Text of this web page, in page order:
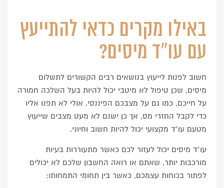
באילו מקרים כדאי להתייעץ
עם עו”ד מיסים?
חשוב לפנות לייעוץ בנושאים רבים הקשורים לתשלום
מיסים, שכן טיפול לא מיטבי יכול להיות בעל השלכה חמורה
על חייכם, כמו גם על מצבכם הפיננסי. אולי לא תפנו אליו
כדי לקבל החזרי מס, אך כן ישנם לא מעט מצבים שייעוץ
מטעם עו”ד מקצועי יכול להיות חשוב וחיוני.
עו”ד מיסים יכול לעזור לכם כאשר מתעוררות בעיות
מורכבות יותר, שאתם או רואה החשבון שלכם לא יכולים
לפתור בכוחות עצמכם, כאשר בין תחומי התמחותו: